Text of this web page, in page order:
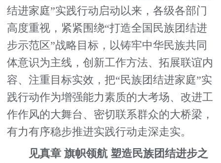
结进家庭”实践行动启动以来，各级各部门
高度重视，紧紧围绕“打造全国民族团结进
步示范区”战略目标，以铸牢中华民族共同
体意识为主线，创新工作方法、拓展联谊内
容、注重目标实效，把“民族团结进家庭”实
践行动作为增强能力素质的大考场、改进工
作作风的大舞台、密切联系群众的大桥梁，
有力有序稳步推进实践行动走深走实。
见真章 旗帜领航 塑造民族团结进步之